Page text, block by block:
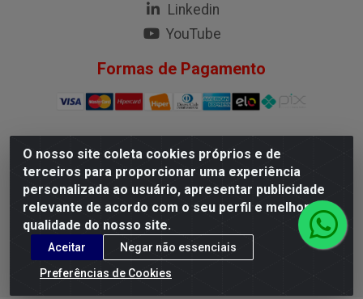
O nosso site coleta cookies próprios e de
terceiros para proporcionar uma experiência
personalizada ao usuário, apresentar publicidade
relevante de acordo com o seu perfil e melhorar a
qualidade do nosso site.
Aceitar
Negar não essenciais
Preferências de Cookies
Linkedin
YouTube
Formas de Pagamento
G.M.I. Distribuidora LTDA - Rua Conselheiro Pena, 50 - Santa
Branca, Belo Horizonte/MG - CEP 31.710-150 - CNPJ
04.098.359/0001-02